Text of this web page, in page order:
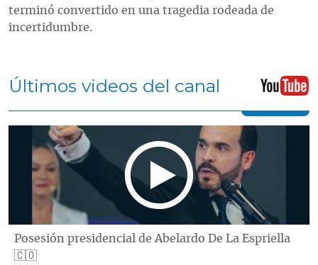
terminó convertido en una tragedia rodeada de
incertidumbre.
Últimos videos del canal
Posesión presidencial de Abelardo De La Espriella
🇨🇴